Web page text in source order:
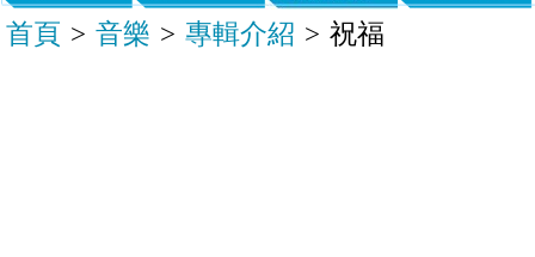
首頁 > 音樂 > 專輯介紹 > 祝福